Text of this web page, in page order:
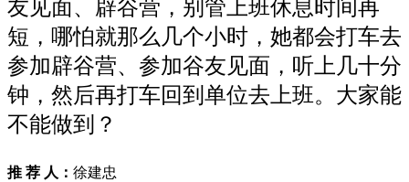
友见面、辟谷营，别管上班休息时间再
短，哪怕就那么几个小时，她都会打车去
参加辟谷营、参加谷友见面，听上几十分
钟，然后再打车回到单位去上班。大家能
不能做到？
推 荐 人： 徐建忠